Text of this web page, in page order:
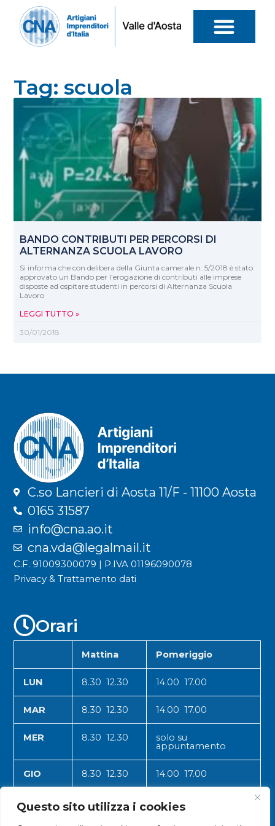
Questo sito utilizza i cookies
Tag: scuola
BANDO CONTRIBUTI PER PERCORSI DI
ALTERNANZA SCUOLA LAVORO
Si informa che con delibera della Giunta camerale n. 5/2018 è stato
approvato un Bando per l’erogazione di contributi alle imprese
disposte ad ospitare studenti in percorsi di Alternanza Scuola
Lavoro
LEGGI TUTTO »
30/01/2018
C.so Lancieri di Aosta 11/F - 11100 Aosta
0165 31587
info@cna.ao.it
cna.vda@legalmail.it
C.F. 91009300079 | P.IVA 01196090078
Privacy & Trattamento dati
Orari
Mattina Pomeriggio
LUN 8.30 12.30 14.00 17.00
MAR 8.30 12.30 14.00 17.00
MER 8.30 12.30 solo su
appuntamento
GIO 8.30 12.30 14.00 17.00
VEN 8.30 12.30 14.00 17.00